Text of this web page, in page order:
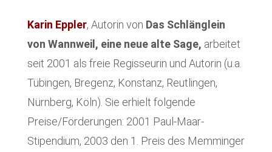
Karin Eppler, Autorin von Das Schlänglein
von Wannweil, eine neue alte Sage, arbeitet
seit 2001 als freie Regisseurin und Autorin (u.a.
Tübingen, Bregenz, Konstanz, Reutlingen,
Nürnberg, Köln). Sie erhielt folgende
Preise/Förderungen: 2001 Paul-Maar-
Stipendium, 2003 den 1. Preis des Memminger